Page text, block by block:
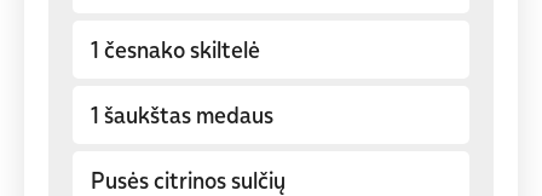
1 česnako skiltelė
1 šaukštas medaus
Pusės citrinos sulčių